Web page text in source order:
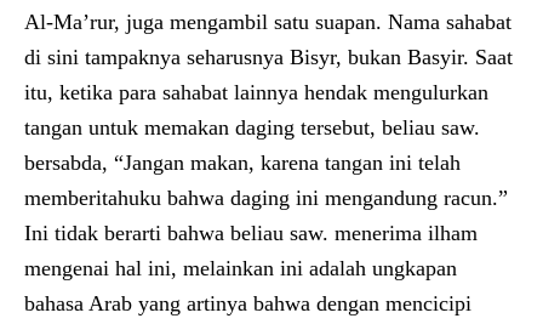
Al-Ma’rur, juga mengambil satu suapan. Nama sahabat
di sini tampaknya seharusnya Bisyr, bukan Basyir. Saat
itu, ketika para sahabat lainnya hendak mengulurkan
tangan untuk memakan daging tersebut, beliau saw.
bersabda, “Jangan makan, karena tangan ini telah
memberitahuku bahwa daging ini mengandung racun.”
Ini tidak berarti bahwa beliau saw. menerima ilham
mengenai hal ini, melainkan ini adalah ungkapan
bahasa Arab yang artinya bahwa dengan mencicipi